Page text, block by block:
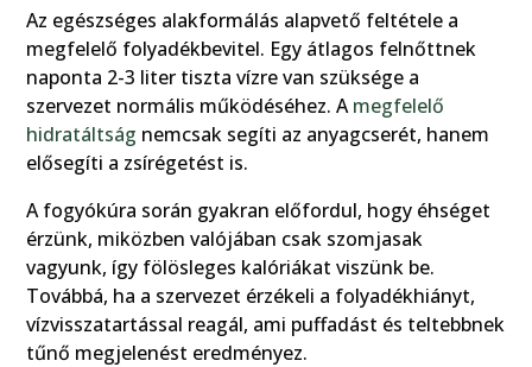
Az egészséges alakformálás alapvető feltétele a
megfelelő folyadékbevitel. Egy átlagos felnőttnek
naponta 2-3 liter tiszta vízre van szüksége a
szervezet normális működéséhez. Amegfelelő
hidratáltság nemcsak segíti az anyagcserét, hanem
elősegíti a zsírégetést is.
A fogyókúra során gyakran előfordul, hogy éhséget
érzünk, miközben valójában csak szomjasak
vagyunk, így fölösleges kalóriákat viszünk be.
Továbbá, ha a szervezet érzékeli a folyadékhiányt,
vízvisszatartással reagál, ami puffadást és teltebbnek
tűnő megjelenést eredményez.